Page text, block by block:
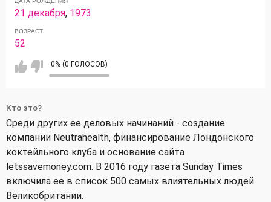
21 декабря, 1973
ВОЗРАСТ
52
0% (0 ГОЛОСОВ)
Кто это?
Среди других ее деловых начинаний - создание
компании Neutrahealth, финансирование Лондонского
коктейльного клуба и основание сайта
letssavemoney.com. В 2016 году газета Sunday Times
включила ее в список 500 самых влиятельных людей
Великобритании.